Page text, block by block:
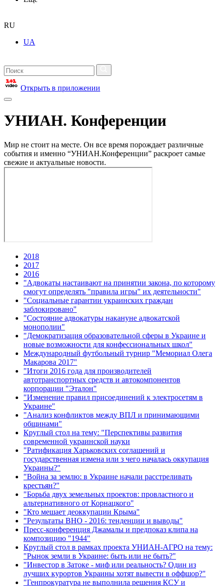
RU
UA
Открыть в приложении
УНИАН. Конференции
Мир не стоит на месте. Он все время порождает различные
события и именно “УНИАН.Конференции” раскроет самые
свежие и актуальные новости.
2018
2017
2016
"Адвокаты настаивают на принятии закона, по которому
смогут определять "правила игры" их деятельности"
"Социальные гарантии украинских граждан
заблокировано"
"Состояние адвокатуры накануне адвокатской
монополии"
"Демократизация образовательной сферы в Украине и
новые возможности для конфессиональных школ"
Международный футбольный турнир "Мемориал Олега
Макарова 2017"
"Итоги 2016 года для производителей
автотранспортных средств и автокомпонентов
корпорации "Эталон"
"Изменение правил присоединений к электросетям в
Украине"
"Анализ конфликтов между ВПЛ и принимающими
общинами"
Круглый стол на тему: "Перспективы развития
современной украинской науки
"Ратификация Харьковских соглашений и
государственная измена или з чего началась оккупация
Украины?"
"Война за землю: в Украине начали расстреливать
крестьян?"
"Борьба двух земельных проектов: провластного и
альтернативного от Корнацкого"
"Кто мешает деоккупации Крыма"
"Результаты ВНО - 2016: тенденции и выводы"
Пресс-конференция Джамалы и предпоказ клипа на
композицию "1944"
Круглый стол в рамках проекта УНИАН-АГРО на тему:
"Рынок земли в Украине: быть или не быть?"
"Инвестор в Затоке - миф или реальность? Один из
лучших курортов Украины хотят вывести в оффшор?"
"Генпрокуратура не выполнила решения КСУ и